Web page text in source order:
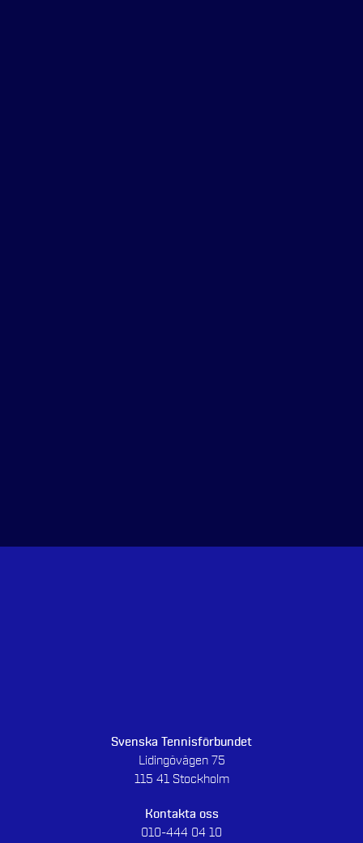
Svenska Tennisförbundet
Lidingövägen 75
115 41 Stockholm
Kontakta oss
010-444 04 10